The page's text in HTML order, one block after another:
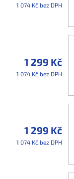
1 074 Kč bez DPH
1 299 Kč
1 074 Kč bez DPH
1 299 Kč
1 074 Kč bez DPH